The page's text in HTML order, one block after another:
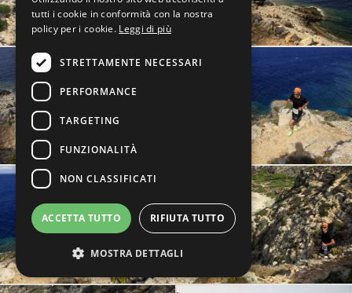
tutti i cookie in conformità con la nostra
policy per i cookie. Leggi di più
STRETTAMENTE NECESSARI
PERFORMANCE
TARGETING
FUNZIONALITÀ
NON CLASSIFICATI
ACCETTA TUTTO RIFIUTA TUTTO
MOSTRA DETTAGLI